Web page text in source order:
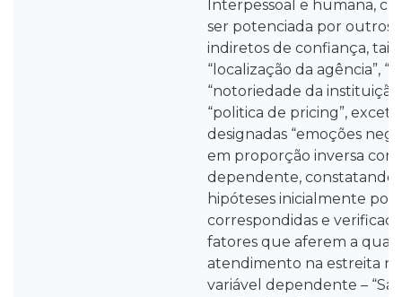
Interpessoal e humana,
ser potenciada por outros
indiretos de confiança, tais
“localização da agência”,
“notoriedade da
“politica de pricing”,
designadas “emoções
em proporção inversa com
dependente, constatando-
hipóteses inicialmente
correspondidas e
fatores que aferem a
atendimento na estreita
variável dependente –